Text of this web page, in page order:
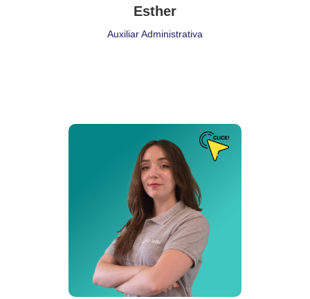
Esther
Auxiliar Administrativa
Puesto de Trabajo
Traducción Intérprete
Delegación:
Porto
Cita:
❝ Lo que se hace por amor está bien hecho ❞